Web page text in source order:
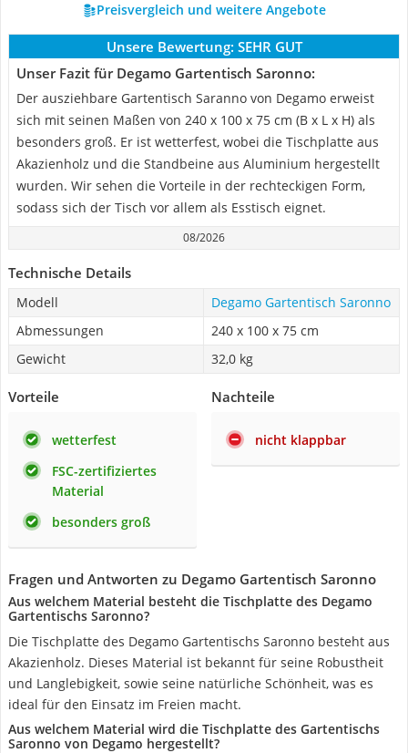
Preisvergleich und weitere Angebote
Unsere Bewertung: SEHR GUT
Unser Fazit für Degamo Gartentisch Saronno:
Der ausziehbare Gartentisch Saranno von Degamo erweist
sich mit seinen Maßen von 240 x 100 x 75 cm (B x L x H) als
besonders groß. Er ist wetterfest, wobei die Tischplatte aus
Akazienholz und die Standbeine aus Aluminium hergestellt
wurden. Wir sehen die Vorteile in der rechteckigen Form,
sodass sich der Tisch vor allem als Esstisch eignet.
08/2026
Technische Details
Modell
Degamo Gartentisch Saronno
Abmessungen
240 x 100 x 75 cm
Gewicht
32,0 kg
Vorteile
wetterfest
FSC-zertifiziertes
Material
besonders groß
Nachteile
nicht klappbar
Fragen und Antworten zu Degamo Gartentisch Saronno
Aus welchem Material besteht die Tischplatte des Degamo
Gartentischs Saronno?
Die Tischplatte des Degamo Gartentischs Saronno besteht aus
Akazienholz. Dieses Material ist bekannt für seine Robustheit
und Langlebigkeit, sowie seine natürliche Schönheit, was es
ideal für den Einsatz im Freien macht.
Aus welchem Material wird die Tischplatte des Gartentischs
Saronno von Degamo hergestellt?